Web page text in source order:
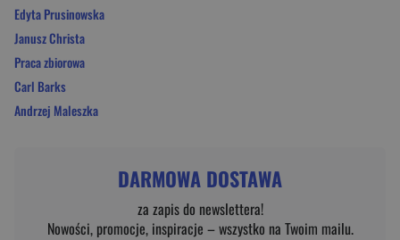
Edyta Prusinowska
Janusz Christa
Praca zbiorowa
Carl Barks
Andrzej Maleszka
DARMOWA DOSTAWA
za zapis do newslettera!
Nowości, promocje, inspiracje – wszystko na Twoim mailu.